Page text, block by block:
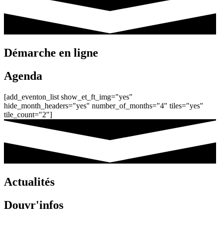
Démarche en ligne
Agenda
[add_eventon_list show_et_ft_img="yes"
hide_month_headers="yes" number_of_months="4" tiles="yes"
tile_count="2"]
Actualités
Douvr'infos